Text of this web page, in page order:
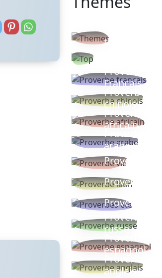
thèmes
Proverbe
Français
Proverbe
chinois
Proverbe
africain
Proverbe
arabe
Proverbe vie
Proverbe latin
Proverbes ete
Proverbe
russe
Proverbe
espagnol
Proverbe
anglais